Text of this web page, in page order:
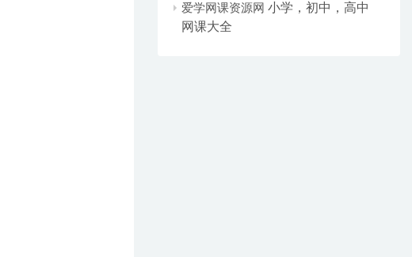
爱学网课资源网 小学，初中，高中
网课大全